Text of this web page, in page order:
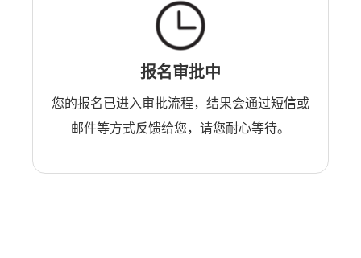
报名审批中
您的报名已进入审批流程，结果会通过短信或
邮件等方式反馈给您，请您耐心等待。